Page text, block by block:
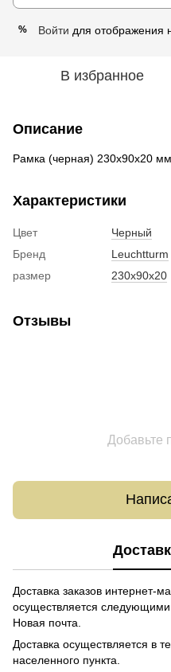
% Войти для отображения
В избранное
Описание
Рамка (черная) 230x90x20 мм
Характеристики
Цвет
Черный
Бренд
Leuchtturm
размер
230x90x20
Отзывы
Добавьте
Доставка заказов интернет-
осуществляется
Новая почта.
Доставка осуществляется в
населенного пункта.